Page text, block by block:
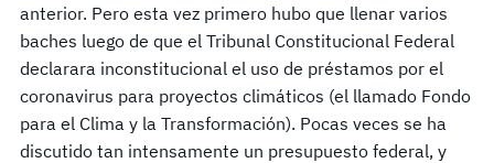
anterior. Pero esta vez primero hubo que llenar varios
baches luego de que el Tribunal Constitucional Federal
declarara inconstitucional el uso de préstamos por el
coronavirus para proyectos climáticos (el llamado Fondo
para el Clima y la Transformación). Pocas veces se ha
discutido tan intensamente un presupuesto federal, y